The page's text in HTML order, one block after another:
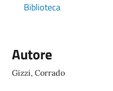
Biblioteca
Autore
Gizzi, Corrado